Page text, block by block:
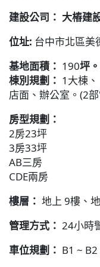
建設公司： 大樁建
位址: 台中市北區美
基地面積： 190坪
棟別規劃： 1大棟
店面、辦公室。(2
房型規劃：
2房23坪
3房33坪
AB三房
CDE兩房
樓層： 地上 9樓、
管理方式： 24小時
車位規劃： B1 ~